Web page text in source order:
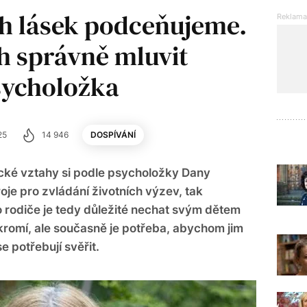
lásek podceňujeme.
správně mluvit
14 946 DOSPÍVÁNÍ
vztahy si podle psycholožky Dany
pro zvládání životních výzev, tak
je tedy důležité nechat svým dětem
ale současně je potřeba, abychom jim
potřebují svěřit.